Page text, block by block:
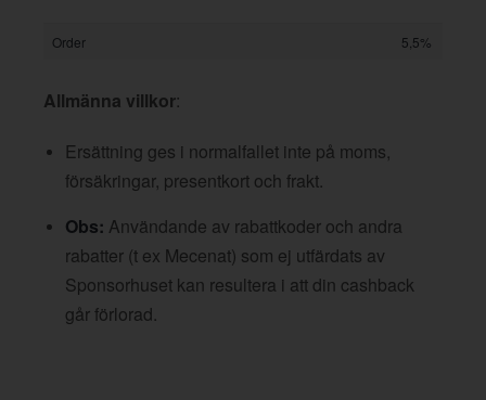
Order 5,5%
Allmänna villkor:
Ersättning ges i normalfallet inte på moms,
försäkringar, presentkort och frakt.
Obs: Användande av rabattkoder och andra
rabatter (t ex Mecenat) som ej utfärdats av
Sponsorhuset kan resultera i att din cashback
går förlorad.